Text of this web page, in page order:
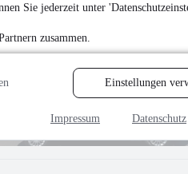
Sie jederzeit unter
zusammen.
Einstellungen
Impressum Datenschutz